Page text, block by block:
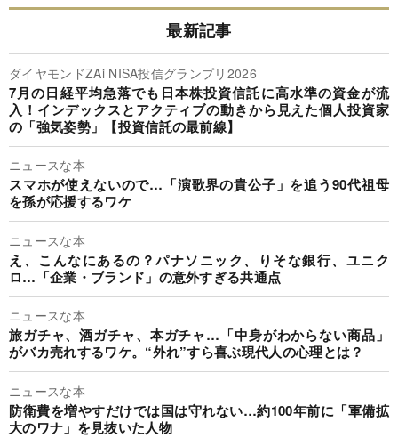
最新記事
ダイヤモンドZAi NISA投信グランプリ2026
7月の日経平均急落でも日本株投資信託に高水準の資金が流
入！インデックスとアクティブの動きから見えた個人投資家
の「強気姿勢」【投資信託の最前線】
ニュースな本
スマホが使えないので…「演歌界の貴公子」を追う90代祖母
を孫が応援するワケ
ニュースな本
え、こんなにあるの？パナソニック、りそな銀行、ユニク
ロ…「企業・ブランド」の意外すぎる共通点
ニュースな本
旅ガチャ、酒ガチャ、本ガチャ…「中身がわからない商品」
がバカ売れするワケ。“外れ”すら喜ぶ現代人の心理とは？
ニュースな本
防衛費を増やすだけでは国は守れない…約100年前に「軍備拡
大のワナ」を見抜いた人物